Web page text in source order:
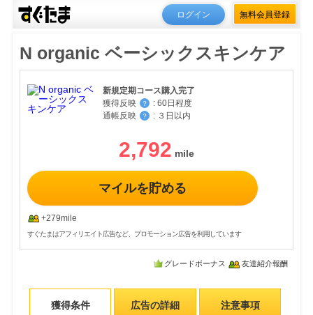
ログイン 無料会員登録
N organic ベーシックスキンケア
新規定期コース購入完了
獲得反映
？ : 60日程度
通帳反映
？ : ３日以内
2,792
マイルを貯める
+279mile
すぐたまはアフィリエイト広告など、プロモーション広告を利用しています
グレードボーナス 友達紹介報酬
獲得条件 広告の詳細 注意事項